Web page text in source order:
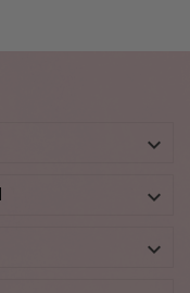


